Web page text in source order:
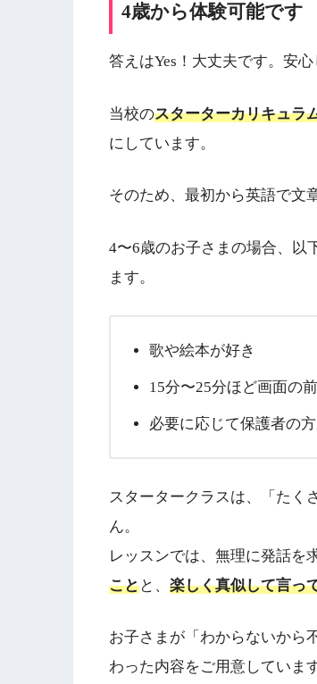
4歳から体験可能です
答えはYes！大丈夫です。安心
当校のスターターカリキュラ
にしています。
そのため、最初から英語で文
4〜6歳のお子さまの場合、以
ます。
歌や絵本が好き
15分〜25分ほど画面の
必要に応じて保護者の
スタータークラスは、「たく
ん。
レッスンでは、無理に発話を
ことと、 楽しく真似して言っ
お子さまが「わからないから
わった内容をご用意しています